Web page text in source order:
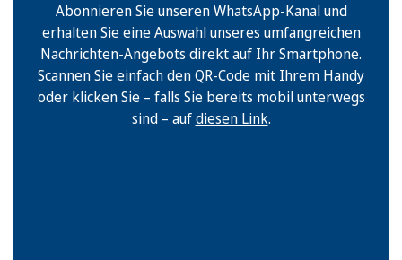
Abonnieren Sie unseren WhatsApp-Kanal und
erhalten Sie eine Auswahl unseres umfangreichen
Nachrichten-Angebots direkt auf Ihr Smartphone.
Scannen Sie einfach den QR-Code mit Ihrem Handy
oder klicken Sie – falls Sie bereits mobil unterwegs
sind – aufdiesen Link.